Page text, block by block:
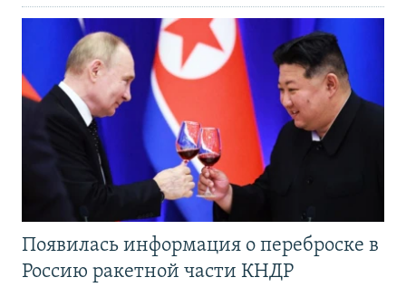
Появилась информация о переброске в
Россию ракетной части КНДР